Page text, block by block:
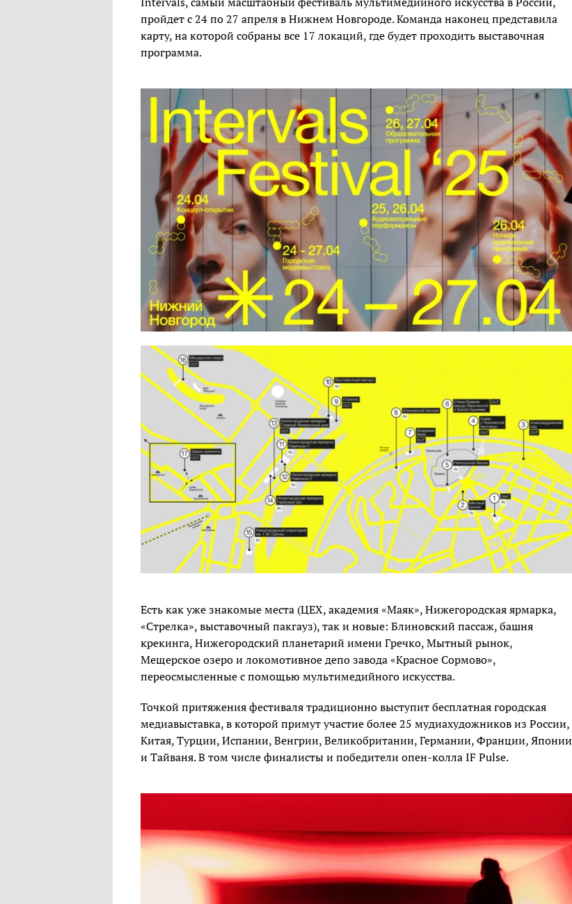
пройдет с 24 по 27 апреля в Нижнем Новгороде. Команда наконец представила
карту, на которой собраны все 17 локаций, где будет проходить выставочная
программа.
Есть как уже знакомые места (ЦЕХ, академия «Маяк», Нижегородская ярмарка,
«Стрелка», выставочный пакгауз), так и новые: Блиновский пассаж, башня
крекинга, Нижегородский планетарий имени Гречко, Мытный рынок,
Мещерское озеро и локомотивное депо завода «Красное Сормово»,
переосмысленные с помощью мультимедийного искусства.
Точкой притяжения фестиваля традиционно выступит бесплатная городская
медиавыставка, в которой примут участие более 25 мудиахудожников из России,
Китая, Турции, Испании, Венгрии, Великобритании, Германии, Франции, Японии
и Тайваня. В том числе финалисты и победители опен-колла IF Pulse.